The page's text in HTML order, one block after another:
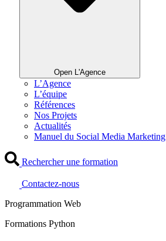
Open L'Agence
L’Agence
L’équipe
Références
Nos Projets
Actualités
Manuel du Social Media Marketing
Rechercher une formation
Contactez-nous
Programmation Web
Formations Python